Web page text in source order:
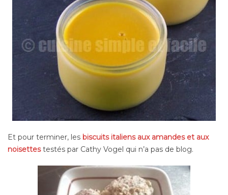
Et pour terminer, les biscuits italiens aux amandes et aux
noisettestestés par Cathy Vogel qui n’a pas de blog.